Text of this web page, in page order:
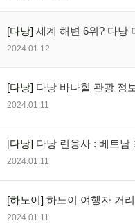
[다낭] 세계 해변 6위? 다낭
2024.01.12
[다낭] 다낭 바나힐 관광 정
2024.01.11
[다낭] 다낭 린응사 : 베트남
2024.01.11
[하노이] 하노이 여행자 거
2024.01.11